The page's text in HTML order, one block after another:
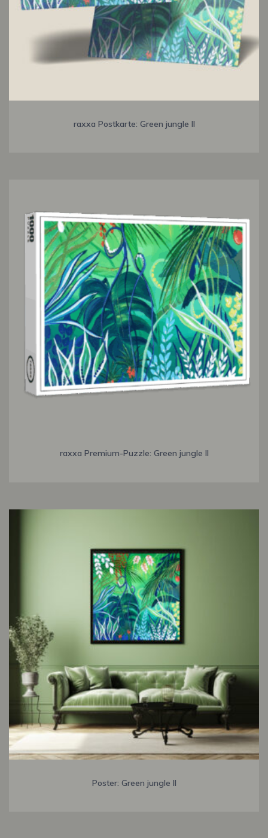
raxxa Postkarte: Green jungle II
raxxa Premium-Puzzle: Green jungle II
Poster: Green jungle II